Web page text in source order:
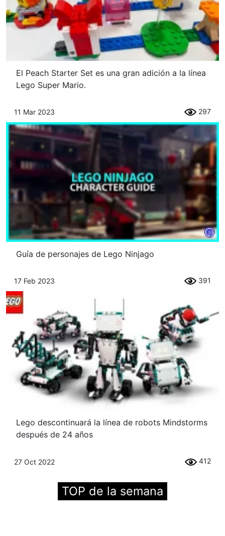
El Peach Starter Set es una gran adición a la línea
Lego Super Mario.
11 Mar 2023 297
Guía de personajes de Lego Ninjago
17 Feb 2023 391
Lego descontinuará la línea de robots Mindstorms
después de 24 años
27 Oct 2022 412
TOP de la semana